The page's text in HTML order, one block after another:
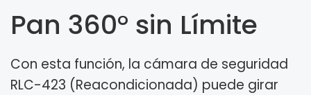
Pan 360° sin Límite
Con esta función, la cámara de seguridad
RLC-423 (Reacondicionada) puede girar